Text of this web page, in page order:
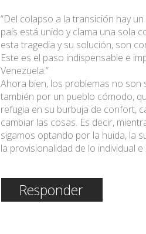
“Del colapso a la transición hay
país está unido y clama una sola
esta tragedia y su solución, son
Este es el paso indispensable e
Venezuela.”
Ahora bien, los problemas no
también por un pueblo cómodo,
refugia en su burbuja de confort,
cambiar las cosas. Es decir,
sigamos optando por la huida, la
la provisionalidad de lo individual
Responder